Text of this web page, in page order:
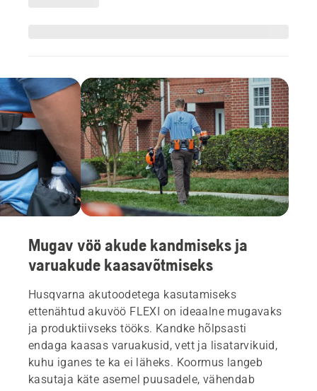
Mugav vöö akude kandmiseks ja
varuakude kaasavõtmiseks
Husqvarna akutoodetega kasutamiseks
ettenähtud akuvöö FLEXI on ideaalne mugavaks
ja produktiivseks tööks. Kandke hõlpsasti
endaga kaasas varuakusid, vett ja lisatarvikuid,
kuhu iganes te ka ei läheks. Koormus langeb
kasutaja käte asemel puusadele, vähendab